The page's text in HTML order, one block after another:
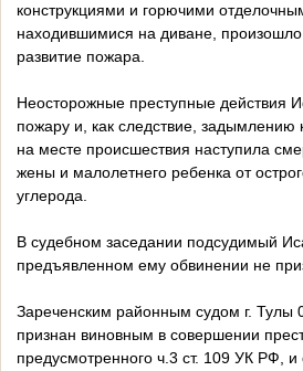
конструкциями и горючими
находившимися на диване,
развитие пожара.
Неосторожные преступные действия
пожару и, как следствие, задымлению
на месте происшествия наступила
жены и малолетнего ребенка от
углерода.
В судебном заседании подсудимый
предъявленном ему обвинении не
Зареченским районным судом г. Тулы
признан виновным в совершении
предусмотренного ч.3 ст. 109 УК РФ,